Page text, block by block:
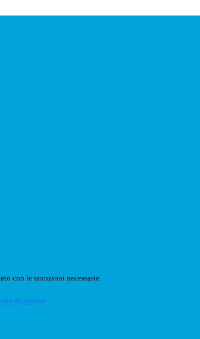
con le istruzioni necessarie.
Spaggiari